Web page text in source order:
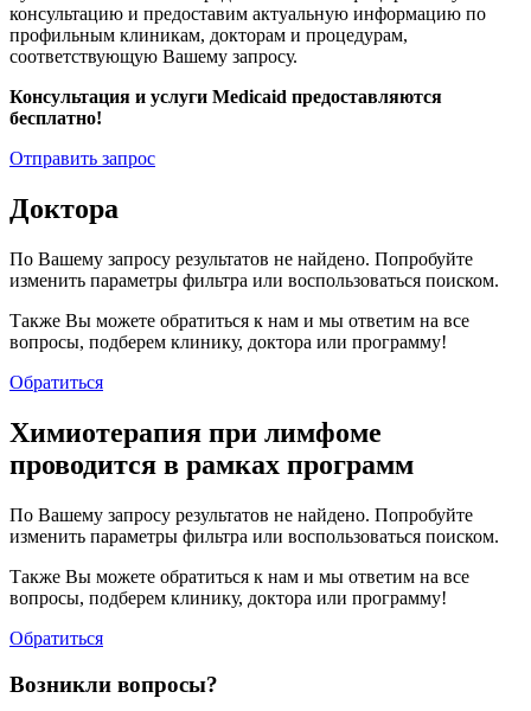
консультацию и предоставим актуальную информацию по
профильным клиникам, докторам и процедурам,
соответствующую Вашему запросу.
Консультация и услуги Medicaid предоставляются
бесплатно!
Отправить запрос
Доктора
По Вашему запросу результатов не найдено. Попробуйте
изменить параметры фильтра или воспользоваться поиском.
Также Вы можете обратиться к нам и мы ответим на все
вопросы, подберем клинику, доктора или программу!
Обратиться
Химиотерапия при лимфоме
проводится в рамках программ
По Вашему запросу результатов не найдено. Попробуйте
изменить параметры фильтра или воспользоваться поиском.
Также Вы можете обратиться к нам и мы ответим на все
вопросы, подберем клинику, доктора или программу!
Обратиться
Возникли вопросы?